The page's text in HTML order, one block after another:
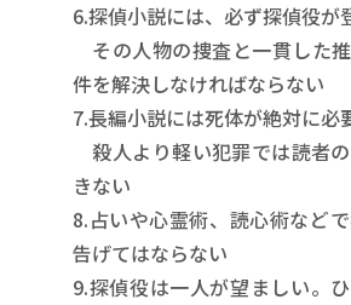
6.探偵小説には、必ず探偵役が
その人物の捜査と一貫した
件を解決しなければならない
7.長編小説には死体が絶対に必
殺人より軽い犯罪では読者
きない
8.占いや心霊術、読心術など
告げてはならない
9.探偵役は一人が望ましい。